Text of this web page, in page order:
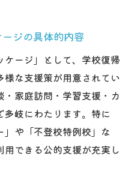
ジの具体的内容
ージ」として、学校復帰
な支援策が用意されてい
家庭訪問・学習支援・カ
多岐にわたります。特に
」や「不登校特例校」な
できる公的支援が充実し